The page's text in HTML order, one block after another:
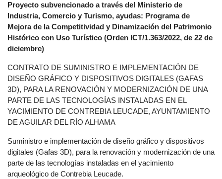
Proyecto subvencionado a través del Ministerio de
Industria, Comercio y Turismo, ayudas: Programa de
Mejora de la Competitividad y Dinamización del Patrimonio
Histórico con Uso Turístico (Orden ICT/1.363/2022, de 22 de
diciembre)
CONTRATO DE SUMINISTRO E IMPLEMENTACIÓN DE
DISEÑO GRÁFICO Y DISPOSITIVOS DIGITALES (GAFAS
3D), PARA LA RENOVACIÓN Y MODERNIZACIÓN DE UNA
PARTE DE LAS TECNOLOGÍAS INSTALADAS EN EL
YACIMIENTO DE CONTREBIA LEUCADE, AYUNTAMIENTO
DE AGUILAR DEL RÍO ALHAMA
Suministro e implementación de diseño gráfico y dispositivos
digitales (Gafas 3D), para la renovación y modernización de una
parte de las tecnologías instaladas en el yacimiento
arqueológico de Contrebia Leucade.